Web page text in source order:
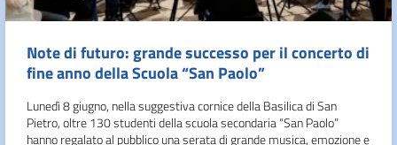
Note di futuro: grande successo per il concerto di
fine anno della Scuola “San Paolo”
Lunedì 8 giugno, nella suggestiva cornice della Basilica di San
Pietro, oltre 130 studenti della scuola secondaria “San Paolo”
hanno regalato al pubblico una serata di grande musica, emozione e